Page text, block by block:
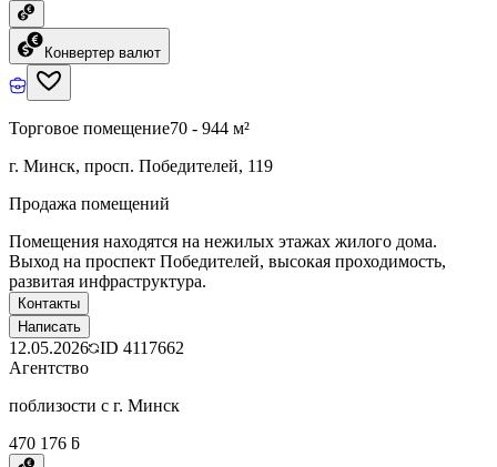
Конвертер валют
Торговое помещение70 - 944 м²
г. Минск, просп. Победителей, 119
Продажа помещений
Помещения находятся на нежилых этажах жилого дома.
Выход на проспект Победителей, высокая проходимость,
развитая инфраструктура.
Контакты
Написать
12.05.2026 ID 4117662
Агентство
поблизости с г. Минск
470 176 ƃ